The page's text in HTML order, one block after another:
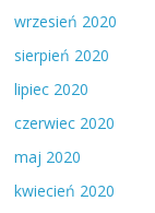
wrzesień 2020
sierpień 2020
lipiec 2020
czerwiec 2020
maj 2020
kwiecień 2020